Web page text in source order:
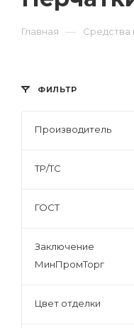
Главная — Средства
ФИЛЬТР
Производитель
ТР/ТС
ГОСТ
Заключение
МинПромТорг
Цвет отделки